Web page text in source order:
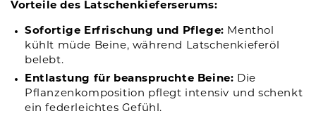
Vorteile des Latschenkieferserums:
Sofortige Erfrischung und Pflege: Menthol
kühlt müde Beine, während Latschenkieferöl
belebt.
Entlastung für beanspruchte Beine: Die
Pflanzenkomposition pflegt intensiv und schenkt
ein federleichtes Gefühl.